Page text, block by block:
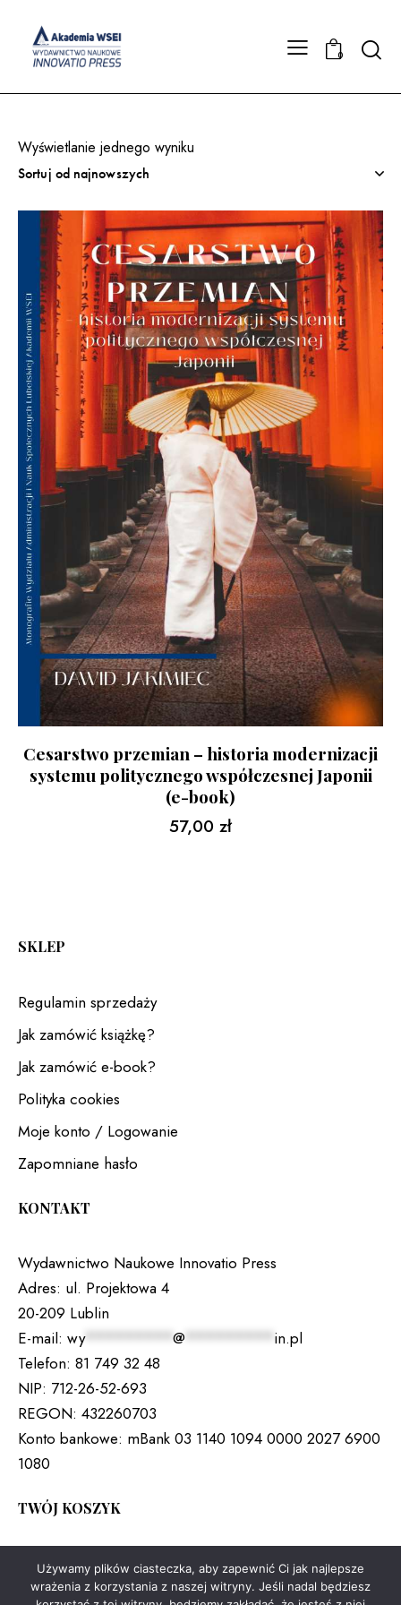
0
Wyświetlanie jednego wyniku
Cesarstwo przemian – historia modernizacji
systemu politycznego współczesnej Japonii
(e-book)
57,00 zł
SKLEP
Regulamin sprzedaży
Jak zamówić książkę?
Jak zamówić e-book?
Polityka cookies
Moje konto / Logowanie
Zapomniane hasło
KONTAKT
Wydawnictwo Naukowe Innovatio Press
Adres: ul. Projektowa 4
20-209 Lublin
E-mail: wy*********@********* in.pl
Telefon: 81 749 32 48
NIP: 712-26-52-693
REGON: 432260703
Konto bankowe: mBank 03 1140 1094 0000 2027 6900
1080
TWÓJ KOSZYK
Brak produktów w koszyku.
Używamy plików ciasteczka, aby zapewnić Ci jak najlepsze
wrażenia z korzystania z naszej witryny. Jeśli nadal będziesz